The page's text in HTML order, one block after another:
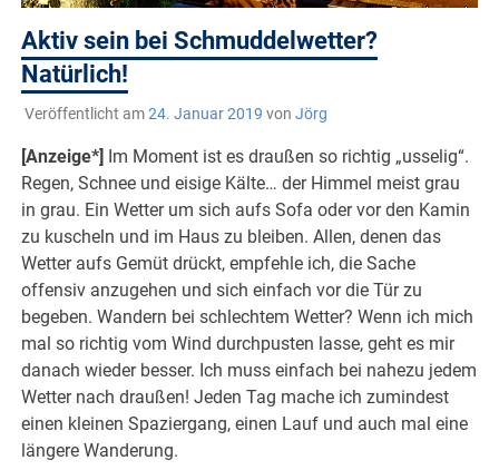
Aktiv sein bei Schmuddelwetter?
Natürlich!
Veröffentlicht am24. Januar 2019 von Jörg
[Anzeige*] Im Moment ist es draußen so richtig „usselig“.
Regen, Schnee und eisige Kälte… der Himmel meist grau
in grau. Ein Wetter um sich aufs Sofa oder vor den Kamin
zu kuscheln und im Haus zu bleiben. Allen, denen das
Wetter aufs Gemüt drückt, empfehle ich, die Sache
offensiv anzugehen und sich einfach vor die Tür zu
begeben. Wandern bei schlechtem Wetter? Wenn ich mich
mal so richtig vom Wind durchpusten lasse, geht es mir
danach wieder besser. Ich muss einfach bei nahezu jedem
Wetter nach draußen! Jeden Tag mache ich zumindest
einen kleinen Spaziergang, einen Lauf und auch mal eine
längere Wanderung.